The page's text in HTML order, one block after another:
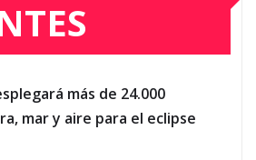
más de 24.000
mar y aire para el eclipse